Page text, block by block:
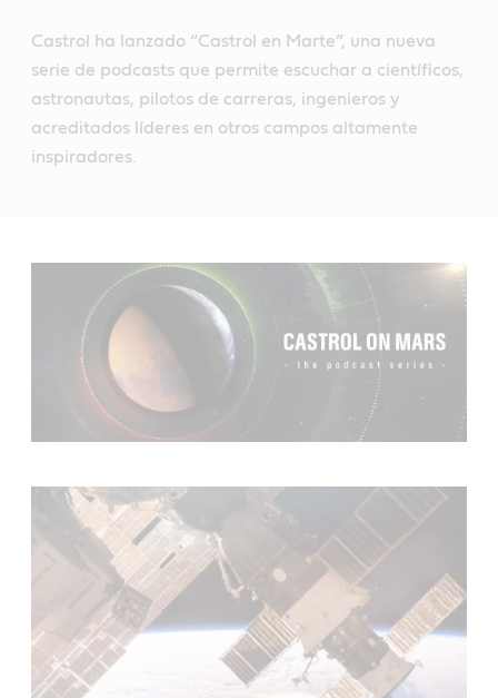
Castrol ha lanzado “Castrol en Marte”, una nueva
serie de podcasts que permite escuchar a científicos,
astronautas, pilotos de carreras, ingenieros y
acreditados líderes en otros campos altamente
inspiradores.